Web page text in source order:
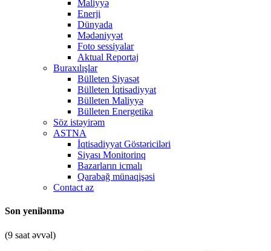
Maliyyə
Enerji
Dünyada
Mədəniyyət
Foto sessiyalar
Aktual Reportaj
Buraxılışlar
Bülleten Siyasət
Bülleten İqtisadiyyat
Bülleten Maliyyə
Bülleten Energetika
Söz istəyirəm
ASTNA
İqtisadiyyat Göstəriciləri
Siyası Monitorinq
Bazarların icmalı
Qarabağ münaqişəsi
Contact az
Son yenilənmə
(9 saat əvvəl)